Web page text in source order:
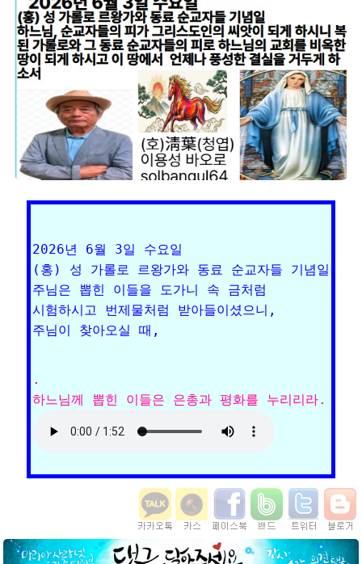
2026년 6월 3일 수요일
(홍) 성 가롤로 르왕가와 동료 순교자들 기념일
주님은 뽑힌 이들을 도가니 속 금처럼
시험하시고 번제물처럼 받아들이셨으니,
.